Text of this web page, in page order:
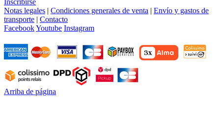
Inscribirse
Notas legales | Condiciones generales de venta | Envío y gastos de
transporte | Contacto
FacebookYoutube Instagram
Arriba de página